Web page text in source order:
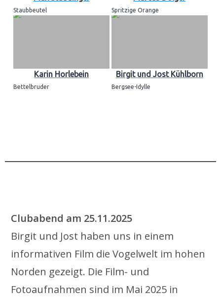
Staubbeutel Spritzige Orange
Karin Horlebein
Bettelbruder
Birgit und Jost Kühlborn
Bergsee-Idylle
Clubabend am 25.11.2025
Birgit und Jost haben uns in einem
informativen Film die Vogelwelt im hohen
Norden gezeigt. Die Film- und
Fotoaufnahmen sind im Mai 2025 in